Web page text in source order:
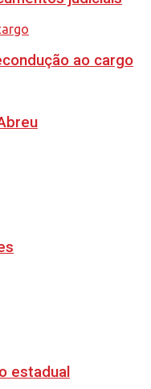
ao cargo
estadual